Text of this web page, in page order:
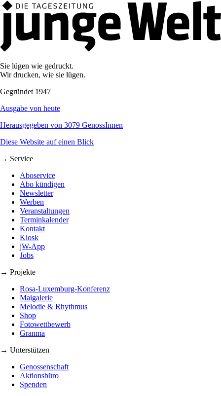
Sie lügen wie gedruckt.
Wir drucken, wie sie lügen.
Gegründet 1947
Ausgabe von heute
Herausgegeben von 3079 GenossInnen
Diese Website auf einen Blick
→ Service
Aboservice
Abo kündigen
Newsletter
Werben
Veranstaltungen
Terminkalender
Kontakt
Kiosk
jW-App
Jobs
→ Projekte
Rosa-Luxemburg-Konferenz
Maigalerie
Melodie & Rhythmus
Shop
Fotowettbewerb
Granma
→ Unterstützen
Genossenschaft
Aktionsbüro
Spenden